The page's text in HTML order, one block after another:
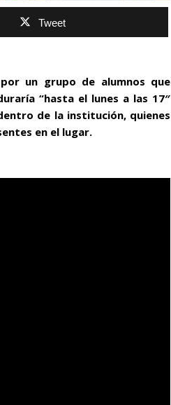
Tweet
un grupo de alumnos que
“hasta el lunes a las 17″
de la institución, quienes
en el lugar.